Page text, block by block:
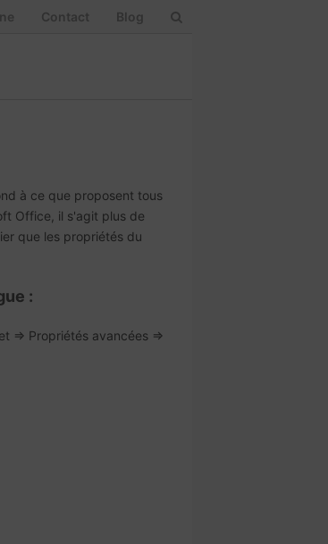
Contact Blog
à ce que proposent tous
Office, il s'agit plus de
que les propriétés du
:
=> Propriétés avancées =>